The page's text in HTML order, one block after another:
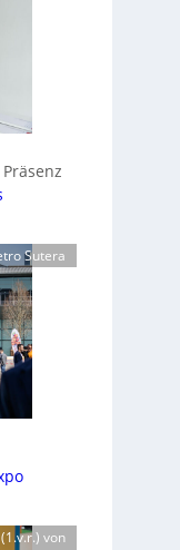
Sutera
von